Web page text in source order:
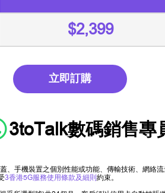
$2,399
立即訂購
3toTalk數碼銷售專
手機裝置之個別性能或功能、傳輸技術、網絡
3香港5G服務使用條款及細則 約束。